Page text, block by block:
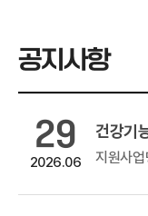
공지사항
29
2026.06